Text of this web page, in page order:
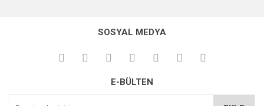
kullanarak tarafımıza iletebilirsiniz.
Görüş ve önerileriniz için teşekkür ederiz.
Ürün açıklamasında eksik bilgiler bulunuyor.
SOSYAL MEDYA
E-BÜLTEN